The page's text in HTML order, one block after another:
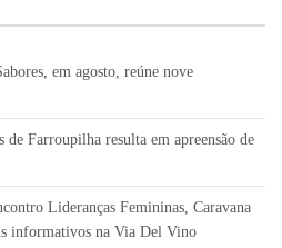
em agosto, reúne nove
de Farroupilha resulta em apreensão de
Lideranças Femininas, Caravana
informativos na Via Del Vino